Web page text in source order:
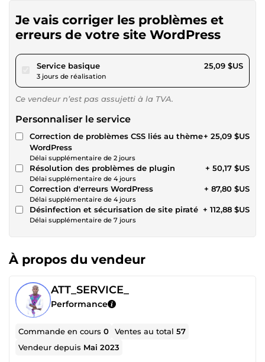
Je vais corriger les problèmes et
erreurs de votre site WordPress
Service basiquepour 23,12 $US
3 jours de réalisation
25,09 $US
Ce vendeur n’est pas assujetti à la TVA.
Personnaliser le service
Correction de problèmes CSS liés au thème
WordPress
Délai supplémentaire de 2 jours
+ 25,09 $US
Résolution des problèmes de plugin
Délai supplémentaire de 4 jours
+ 50,17 $US
Correction d'erreurs WordPress
Délai supplémentaire de 4 jours
+ 87,80 $US
Désinfection et sécurisation de site piraté
Délai supplémentaire de 7 jours
+ 112,88 $US
À propos du vendeur
ATT_SERVICE_
Performance
Commande en cours0 Ventes au total57
Vendeur depuis Mai 2023